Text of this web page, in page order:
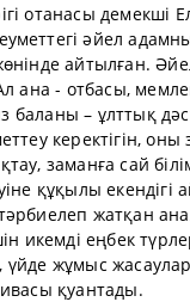
отанасы демекші
әйел
айтылған.
ана - отбасы,
– ұлттық
керектігін, оны
заманға сай
құқылы екендігі
жатқан
икемді еңбек
жұмыс
қуантады.